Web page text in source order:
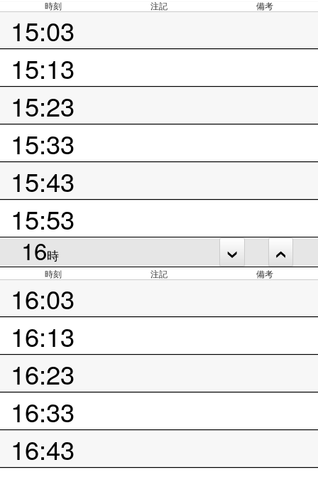
時刻 注記 備考
15:03
15:13
15:23
15:33
15:43
15:53
16時
時刻 注記 備考
16:03
16:13
16:23
16:33
16:43